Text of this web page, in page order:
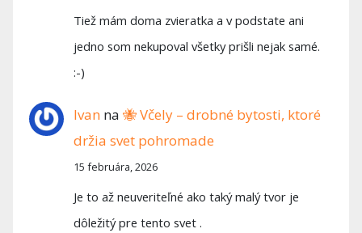
Tiež mám doma zvieratka a v podstate ani
jedno som nekupoval všetky prišli nejak samé.
:-)
Ivan na🐝 Včely – drobné bytosti, ktoré
držia svet pohromade
15 februára, 2026
Je to až neuveriteľné ako taký malý tvor je
dôležitý pre tento svet .